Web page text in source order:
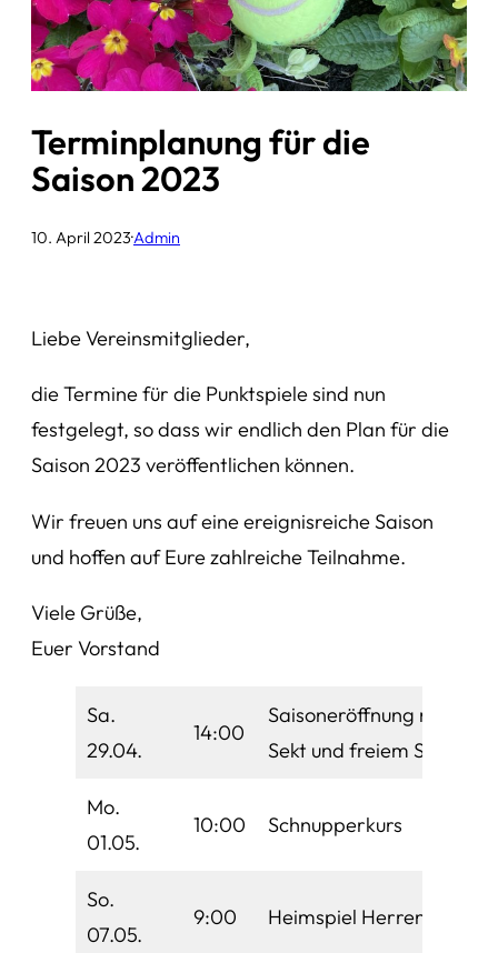
Terminplanung für die
Saison 2023
10. April 2023·Admin
Liebe Vereinsmitglieder,
die Termine für die Punktspiele sind nun
festgelegt, so dass wir endlich den Plan für die
Saison 2023 veröffentlichen können.
Wir freuen uns auf eine ereignisreiche Saison
und hoffen auf Eure zahlreiche Teilnahme.
Viele Grüße,
Euer Vorstand
Sa.
29.04.
14:00
Saisoneröffnung mit
Sekt und freiem Spiel
Mo.
01.05.
10:00 Schnupperkurs
So.
07.05.
9:00 Heimspiel Herren